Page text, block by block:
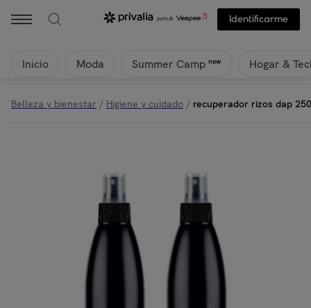
Identificarme
Inicio Moda Summer Camp new Hogar &
Belleza y bienestar / Higiene y cuidado / recuperador rizos dap